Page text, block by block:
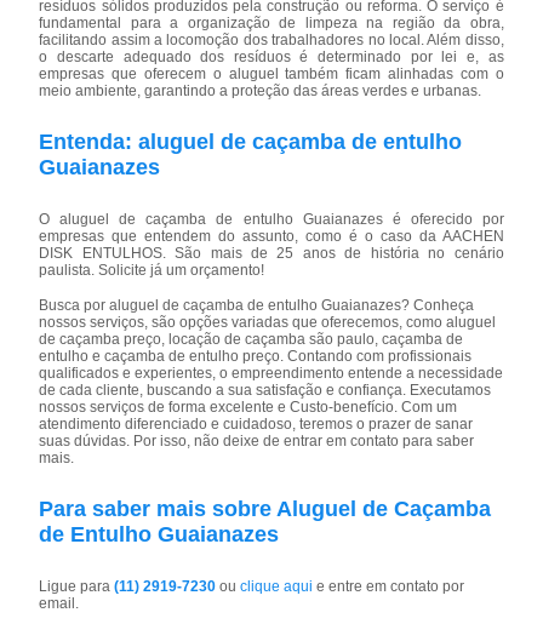
resíduos sólidos produzidos pela construção ou reforma. O serviço é
fundamental para a organização de limpeza na região da obra,
facilitando assim a locomoção dos trabalhadores no local. Além disso,
o descarte adequado dos resíduos é determinado por lei e, as
empresas que oferecem o aluguel também ficam alinhadas com o
meio ambiente, garantindo a proteção das áreas verdes e urbanas.
Entenda: aluguel de caçamba de entulho
Guaianazes
O aluguel de caçamba de entulho Guaianazes é oferecido por
empresas que entendem do assunto, como é o caso da AACHEN
DISK ENTULHOS. São mais de 25 anos de história no cenário
paulista. Solicite já um orçamento!
Busca por aluguel de caçamba de entulho Guaianazes? Conheça
nossos serviços, são opções variadas que oferecemos, como aluguel
de caçamba preço, locação de caçamba são paulo, caçamba de
entulho e caçamba de entulho preço. Contando com profissionais
qualificados e experientes, o empreendimento entende a necessidade
de cada cliente, buscando a sua satisfação e confiança. Executamos
nossos serviços de forma excelente e Custo-benefício. Com um
atendimento diferenciado e cuidadoso, teremos o prazer de sanar
suas dúvidas. Por isso, não deixe de entrar em contato para saber
mais.
Para saber mais sobre Aluguel de Caçamba
de Entulho Guaianazes
Ligue para(11) 2919-7230ouclique aqui e entre em contato por
email.